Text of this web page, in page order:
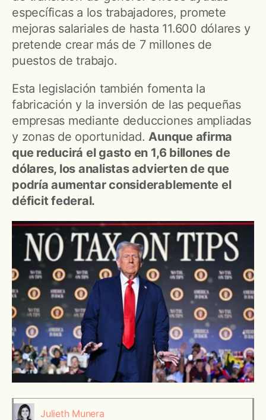
específicas a los trabajadores, promete
mejoras salariales de hasta 11.600 dólares y
pretende crear más de 7 millones de
puestos de trabajo.
Esta legislación también fomenta la
fabricación y la inversión de las pequeñas
empresas mediante deducciones ampliadas
y zonas de oportunidad.Aunque afirma
que reducirá el gasto en 1,6 billones de
dólares, los analistas advierten de que
podría aumentar considerablemente el
déficit federal.
Julieth Munera